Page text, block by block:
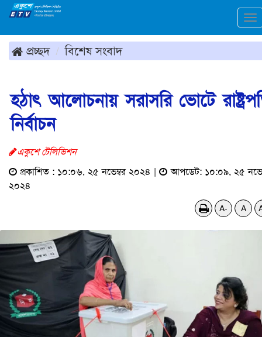
প্রচ্ছদ বিশেষ সংবাদ
হঠাৎ আলোচনায় সরাসরি ভোটে
নির্বাচন
একুশে টেলিভিশন
প্রকাশিত : ১০:০৬, ২৫ নভেম্বর ২০২৪ |
আপডেট: ১০:০৯, ২৫
২০২৪
A- A